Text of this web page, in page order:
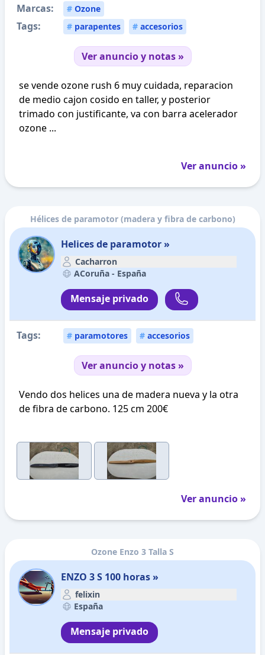
Marcas: # Ozone
Tags: # parapentes # accesorios
Ver anuncio y notas »
se vende ozone rush 6 muy cuidada, reparacion
de medio cajon cosido en taller, y posterior
trimado con justificante, va con barra acelerador
ozone ...
Ver anuncio »
Hélices de paramotor (madera y fibra de carbono)
Helices de paramotor »
Cacharron
ACoruña - España
Mensaje privado
Tags: # paramotores # accesorios
Ver anuncio y notas »
Vendo dos helices una de madera nueva y la otra
de fibra de carbono. 125 cm 200€
Ver anuncio »
Ozone Enzo 3 Talla S
ENZO 3 S 100 horas »
felixin
España
Mensaje privado